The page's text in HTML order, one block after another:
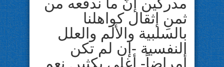
ثمنِ إثقال كواهلنا
بالسلبية والألم والعلل
النفسية -إن لم تكن
أمراضاً- أغلى بكثير. نعم